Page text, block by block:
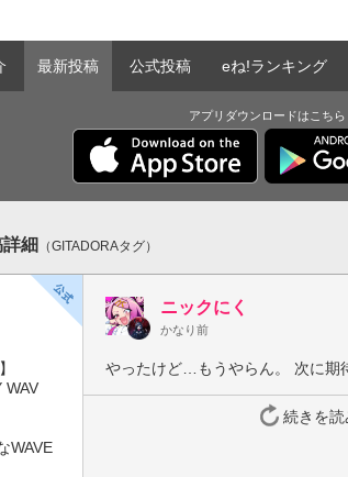
最新投稿 公式投稿 eね!ランキング
アプリダウンロードはこちら
細 （GITADORAタグ）
WAV
WAVE
ニックにく
かなり前
やったけど…もうやらん。 次に期
続きを読